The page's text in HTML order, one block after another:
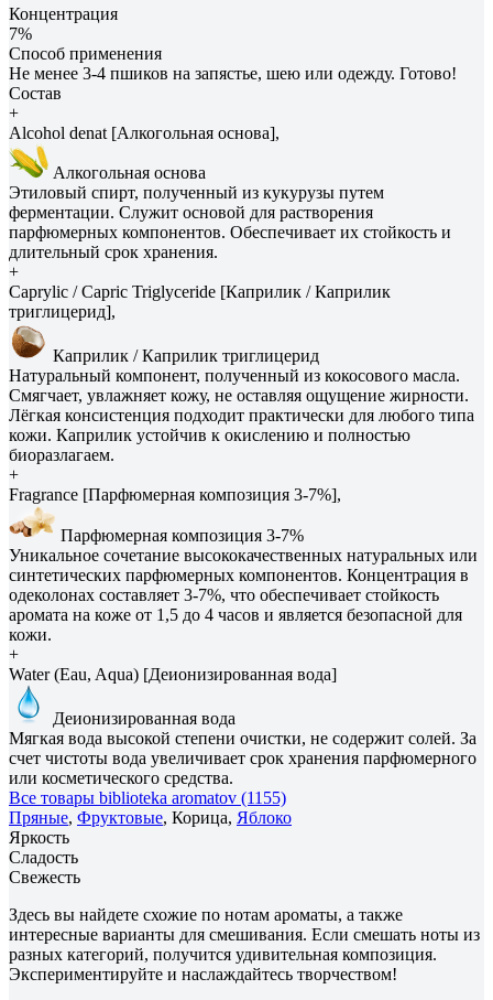
Концентрация
7%
Способ применения
Не менее 3-4 пшиков на запястье, шею или одежду. Готово!
Состав
+
Alcohol denat [Алкогольная основа],
Алкогольная основа
Этиловый спирт, полученный из кукурузы путем
ферментации. Служит основой для растворения
парфюмерных компонентов. Обеспечивает их стойкость и
длительный срок хранения.
+
Caprylic / Capric Triglyceride [Каприлик / Каприлик
триглицерид],
Каприлик / Каприлик триглицерид
Натуральный компонент, полученный из кокосового масла.
Смягчает, увлажняет кожу, не оставляя ощущение жирности.
Лёгкая консистенция подходит практически для любого типа
кожи. Каприлик устойчив к окислению и полностью
биоразлагаем.
+
Fragrance [Парфюмерная композиция 3-7%],
Парфюмерная композиция 3-7%
Уникальное сочетание высококачественных натуральных или
синтетических парфюмерных компонентов. Концентрация в
одеколонах составляет 3-7%, что обеспечивает стойкость
аромата на коже от 1,5 до 4 часов и является безопасной для
кожи.
+
Water (Eau, Aqua) [Деионизированная вода]
Деионизированная вода
Мягкая вода высокой степени очистки, не содержит солей. За
счет чистоты вода увеличивает срок хранения парфюмерного
или косметического средства.
Все товары biblioteka aromatov (1155)
Пряные, Фруктовые, Корица, Яблоко
Яркость
Сладость
Свежесть
Здесь вы найдете схожие по нотам ароматы, а также
интересные варианты для смешивания. Если смешать ноты из
разных категорий, получится удивительная композиция.
Экспериментируйте и наслаждайтесь творчеством!